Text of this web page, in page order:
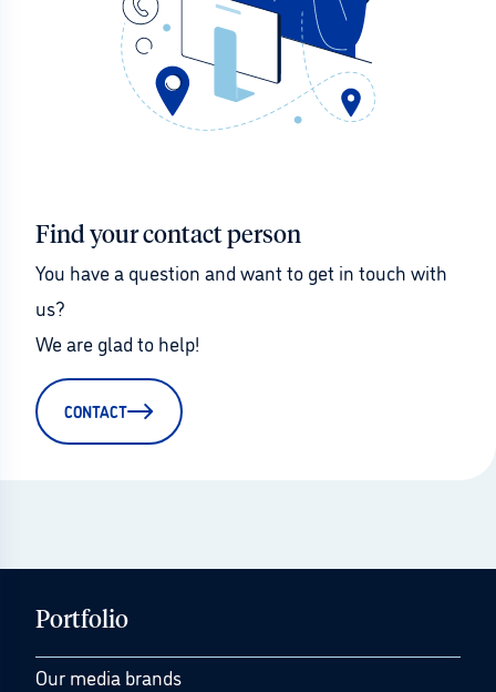
Find your contact person
You have a question and want to get in touch with
us?
We are glad to help!
CONTACT
Portfolio
Our media brands